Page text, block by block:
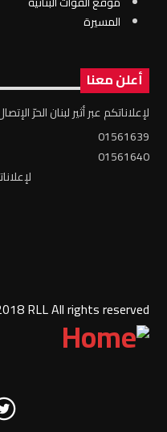
المسيرة
أعلن معنا
لإعلاناتكم عبر أثير لبنان الحرّ
01561639
01561640
RLL All rights reserved